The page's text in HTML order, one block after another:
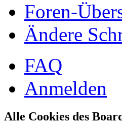
Foren-
Ändere
FAQ
Anmelden
Alle Cookies des